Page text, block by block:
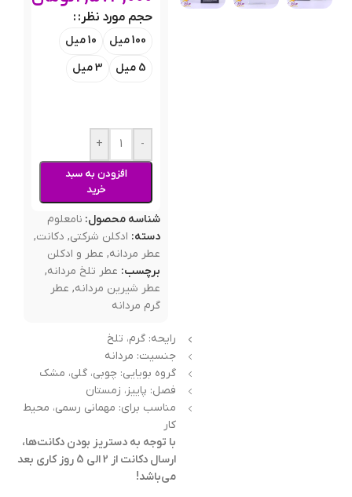
حجم مورد نظر:
100 میل
10 میل
5 میل
3 میل
-
+
افزودن به سبد
خرید
شناسه محصول: نامعلوم
دسته: ادکلن شرکتی, دکانت,
عطر مردانه, عطر و ادکلن
برچسب: عطر تلخ مردانه,
عطر شیرین مردانه, عطر
گرم مردانه
رایحه: گرم، تلخ
جنسیت: مردانه
گروه بویایی: چوبی، گلی، مشک
فصل: پاییز، زمستان
مناسب برای: مهمانی رسمی، محیط
کار
با توجه به دستریز بودن دکانت‌ها،
ارسال دکانت از 2 الی 5 روز کاری بعد
می‌باشد!